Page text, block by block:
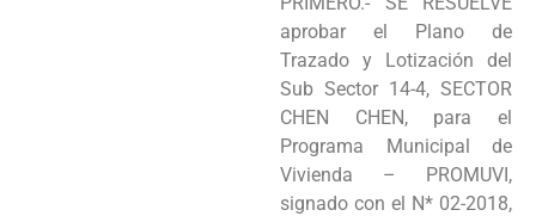
Programas
Intranet
aprobar el Plano de
Trazado y Lotización del
Sub Sector 14-4, SECTOR
CHEN CHEN, para el
Programa Municipal de
Vivienda – PROMUVI,
signado con el N* 02-2018,